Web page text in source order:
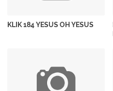
KLIK 184 YESUS OH YESUS